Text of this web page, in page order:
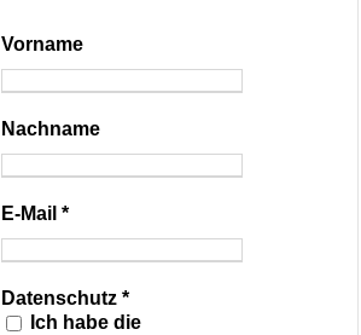
Vorname
Nachname
E-Mail *
Datenschutz *
Ich habe die